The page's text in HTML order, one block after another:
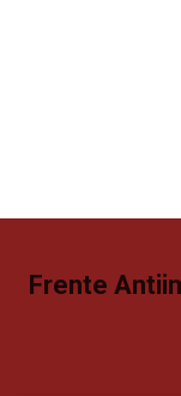
Frente